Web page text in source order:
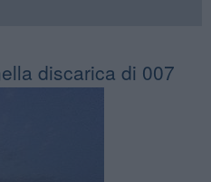
discarica di 007